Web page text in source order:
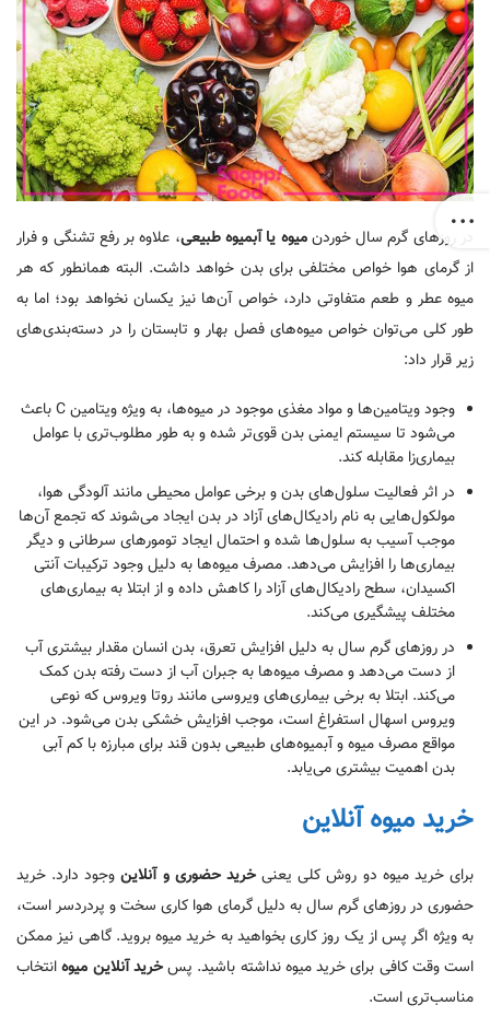
در روزهای گرم سال خوردنمیوه یا آبمیوه طبیعی، علاوه بر رفع تشنگی و فرار
از گرمای هوا خواص مختلفی برای بدن خواهد داشت. البته همانطور که هر
میوه عطر و طعم متفاوتی دارد، خواص آن‌ها نیز یکسان نخواهد بود؛ اما به
طور کلی می‌توان خواص میوه‌های فصل بهار و تابستان را در دسته‌بندی‌های
زیر قرار داد:
وجود ویتامین‌ها و مواد مغذی موجود در میوه‌ها، به ویژه ویتامین C باعث
می‌شود تا سیستم ایمنی بدن قوی‌تر شده و به طور مطلوب‌تری با عوامل
بیماری‌زا مقابله کند.
در اثر فعالیت سلول‌های بدن و برخی عوامل محیطی مانند آلودگی هوا،
مولکول‌هایی به نام رادیکال‌های آزاد در بدن ایجاد می‌شوند که تجمع آن‌ها
موجب آسیب به سلول‌ها شده و احتمال ایجاد تومورهای سرطانی و دیگر
بیماری‌ها را افزایش می‌دهد. مصرف میوه‌ها به دلیل وجود ترکیبات آنتی
اکسیدان، سطح رادیکال‌های آزاد را کاهش داده و از ابتلا به بیماری‌‌های
مختلف پیشگیری می‌کند.
در روزهای گرم سال به دلیل افزایش تعرق، بدن انسان مقدار بیشتری آب
از دست می‌دهد و مصرف میوه‌ها به جبران آب از دست رفته بدن کمک
می‌کند. ابتلا به برخی بیماری‌های ویروسی مانند روتا ویروس که نوعی
ویروس اسهال استفراغ است، موجب افزایش خشکی بدن می‌شود. در این
مواقع مصرف میوه و آبمیوه‌های طبیعی بدون قند برای مبارزه با کم آبی
بدن اهمیت بیشتری می‌یابد.
خرید میوه آنلاین
برای خرید میوه دو روش کلی یعنیخرید حضوری و آنلاینوجود دارد. خرید
حضوری در روزهای گرم سال به دلیل گرمای هوا کاری سخت و پردردسر است،
به ویژه اگر پس از یک روز کاری بخواهید به خرید میوه بروید. گاهی نیز ممکن
است وقت کافی برای خرید میوه نداشته باشید. پسخرید آنلاین میوهانتخاب
مناسب‌تری است.